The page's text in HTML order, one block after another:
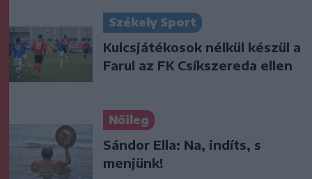
Székely Sport
Kulcsjátékosok nélkül készül a
Farul az FK Csíkszereda ellen
Nőileg
Sándor Ella: Na, indíts, s
menjünk!